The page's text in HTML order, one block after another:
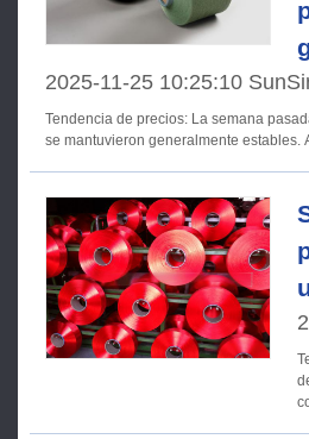
2025-11-25 10:25:10
Tendencia de precios: La semana pasada (17 - 21 de noviembre), los precios de los filamentos de poliéster
se mantuvieron generalmente estables.